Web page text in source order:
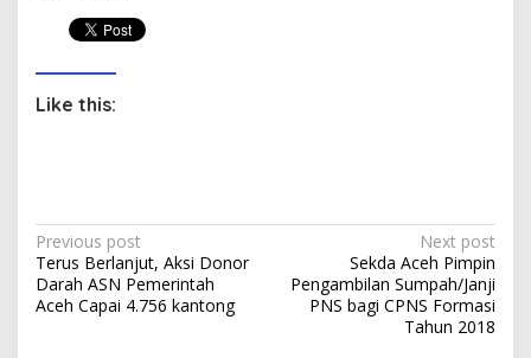
Like this:
P
o
s
Previous post
Terus Berlanjut, Aksi Donor
Darah ASN Pemerintah
Aceh Capai 4.756 kantong
Next post
Sekda Aceh Pimpin
Pengambilan Sumpah/Janji
PNS bagi CPNS Formasi
Tahun 2018